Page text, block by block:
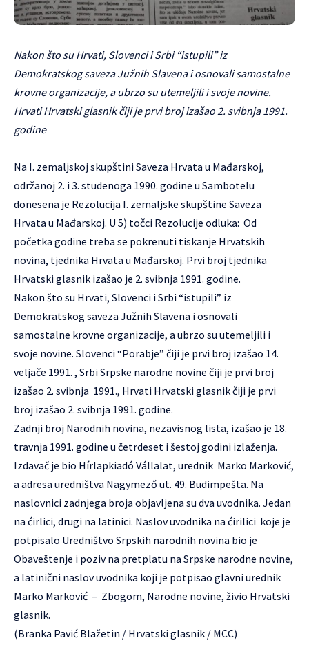
Nakon što su Hrvati, Slovenci i Srbi “istupili” iz
Demokratskog saveza Južnih Slavena i osnovali samostalne
krovne organizacije, a ubrzo su utemeljili i svoje novine.
Hrvati Hrvatski glasnik čiji je prvi broj izašao 2. svibnja 1991.
godine
Na I. zemaljskoj skupštini Saveza Hrvata u Mađarskoj,
održanoj 2. i 3. studenoga 1990. godine u Sambotelu
donesena je Rezolucija I. zemaljske skupštine Saveza
Hrvata u Mađarskoj. U 5) točci Rezolucije odluka: Od
početka godine treba se pokrenuti tiskanje Hrvatskih
novina, tjednika Hrvata u Mađarskoj. Prvi broj tjednika
Hrvatski glasnik izašao je 2. svibnja 1991. godine.
Nakon što su Hrvati, Slovenci i Srbi “istupili” iz
Demokratskog saveza Južnih Slavena i osnovali
samostalne krovne organizacije, a ubrzo su utemeljili i
svoje novine. Slovenci “Porabje” čiji je prvi broj izašao 14.
veljače 1991. , Srbi Srpske narodne novine čiji je prvi broj
izašao 2. svibnja 1991., Hrvati Hrvatski glasnik čiji je prvi
broj izašao 2. svibnja 1991. godine.
Zadnji broj Narodnih novina, nezavisnog lista, izašao je 18.
travnja 1991. godine u četrdeset i šestoj godini izlaženja.
Izdavač je bio Hírlapkiadó Vállalat, urednik Marko Marković,
a adresa uredništva Nagymező ut. 49. Budimpešta. Na
naslovnici zadnjega broja objavljena su dva uvodnika. Jedan
na ćirlici, drugi na latinici. Naslov uvodnika na ćirilici koje je
potpisalo Uredništvo Srpskih narodnih novina bio je
Obaveštenje i poziv na pretplatu na Srpske narodne novine,
a latinični naslov uvodnika koji je potpisao glavni urednik
Marko Marković – Zbogom, Narodne novine, živio Hrvatski
glasnik.
(Branka Pavić Blažetin / Hrvatski glasnik / MCC)